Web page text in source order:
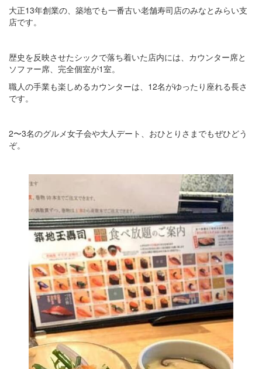
大正13年創業の、築地でも一番古い老舗寿司店のみなとみらい支
店です。
歴史を反映させたシックで落ち着いた店内には、カウンター席と
ソファー席、完全個室が1室。
職人の手業も楽しめるカウンターは、12名がゆったり座れる長さ
です。
2〜3名のグルメ女子会や大人デート、おひとりさまでもぜひどう
ぞ。